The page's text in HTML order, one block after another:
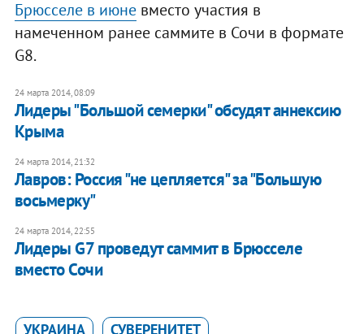
Брюсселе в июневместо участия в
намеченном ранее саммите в Сочи в формате
G8.
24 марта 2014, 08:09
Лидеры "Большой семерки" обсудят аннексию
Крыма
24 марта 2014, 21:32
Лавров: Россия "не цепляется" за "Большую
восьмерку"
24 марта 2014, 22:55
Лидеры G7 проведут саммит в Брюсселе
вместо Сочи
УКРАИНА
СУВЕРЕНИТЕТ